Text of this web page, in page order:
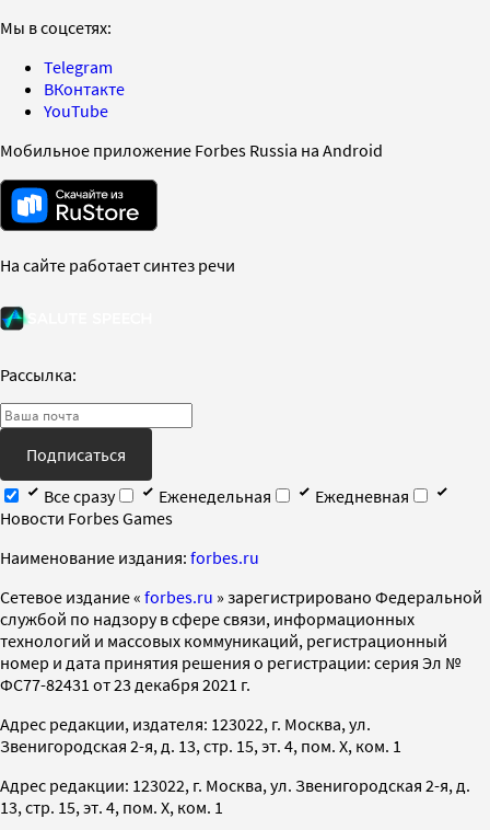
Мы в соцсетях:
Telegram
ВКонтакте
YouTube
Мобильное приложение Forbes Russia на Android
На сайте работает синтез речи
Рассылка:
Подписаться
Все сразу
Еженедельная
Ежедневная
Новости Forbes Games
Наименование издания: forbes.ru
Cетевое издание « forbes.ru » зарегистрировано Федеральной
службой по надзору в сфере связи, информационных
технологий и массовых коммуникаций, регистрационный
номер и дата принятия решения о регистрации: серия Эл №
ФС77-82431 от 23 декабря 2021 г.
Адрес редакции, издателя: 123022, г. Москва, ул.
Звенигородская 2-я, д. 13, стр. 15, эт. 4, пом. X, ком. 1
Адрес редакции: 123022, г. Москва, ул. Звенигородская 2-я, д.
13, стр. 15, эт. 4, пом. X, ком. 1